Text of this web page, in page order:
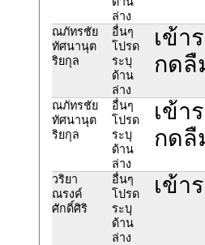
ล่าง
ณภัทรชัย
ทัศนานุต
ริยกุล
อื่นๆ
โปรด
ระบุ
ด้าน
ล่าง
เข้า
กดลื
ณภัทรชัย
ทัศนานุต
ริยกุล
อื่นๆ
โปรด
ระบุ
ด้าน
ล่าง
เข้า
กดลื
วริยา
ณรงค์
ศักดิ์ศิริ
อื่นๆ
โปรด
ระบุ
ด้าน
ล่าง
เข้า